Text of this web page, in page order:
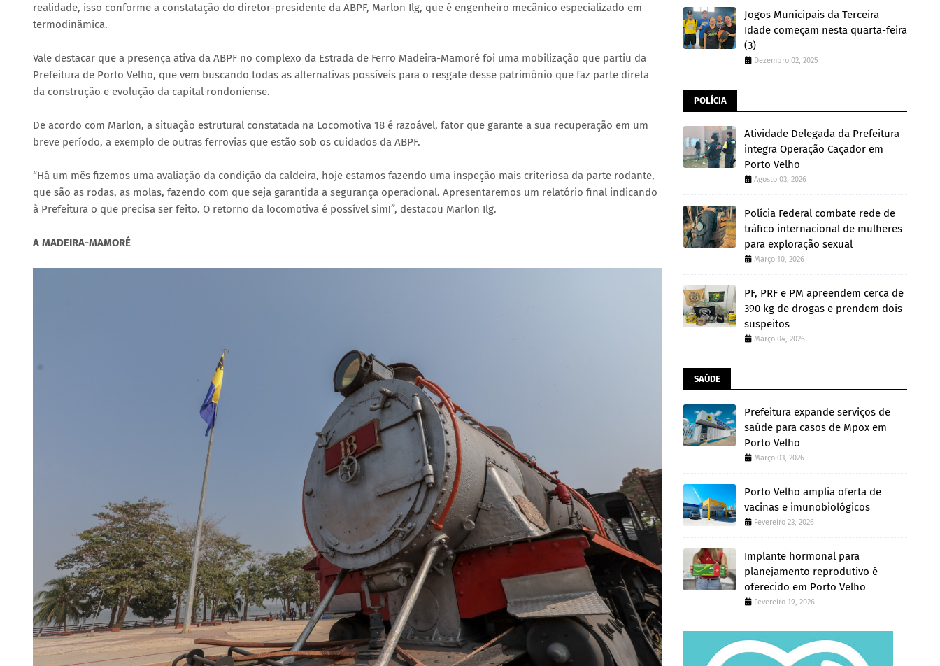
realidade, isso conforme a constatação do diretor-presidente da ABPF, Marlon Ilg, que é engenheiro mecânico especializado em
termodinâmica.
Vale destacar que a presença ativa da ABPF no complexo da Estrada de Ferro Madeira-Mamoré foi uma mobilização que partiu da
Prefeitura de Porto Velho, que vem buscando todas as alternativas possíveis para o resgate desse patrimônio que faz parte direta
da construção e evolução da capital rondoniense.
De acordo com Marlon, a situação estrutural constatada na Locomotiva 18 é razoável, fator que garante a sua recuperação em um
breve período, a exemplo de outras ferrovias que estão sob os cuidados da ABPF.
“Há um mês fizemos uma avaliação da condição da caldeira, hoje estamos fazendo uma inspeção mais criteriosa da parte rodante,
que são as rodas, as molas, fazendo com que seja garantida a segurança operacional. Apresentaremos um relatório final indicando
à Prefeitura o que precisa ser feito. O retorno da locomotiva é possível sim!”, destacou Marlon Ilg.
A MADEIRA-MAMORÉ
Jogos Municipais da Terceira
Idade começam nesta quarta-feira
(3)
Dezembro 02, 2025
POLÍCIA
Atividade Delegada da Prefeitura
integra Operação Caçador em
Porto Velho
Agosto 03, 2026
Polícia Federal combate rede de
tráfico internacional de mulheres
para exploração sexual
Março 10, 2026
PF, PRF e PM apreendem cerca de
390 kg de drogas e prendem dois
suspeitos
Março 04, 2026
SAÚDE
Prefeitura expande serviços de
saúde para casos de Mpox em
Porto Velho
Março 03, 2026
Porto Velho amplia oferta de
vacinas e imunobiológicos
Fevereiro 23, 2026
Implante hormonal para
planejamento reprodutivo é
oferecido em Porto Velho
Fevereiro 19, 2026